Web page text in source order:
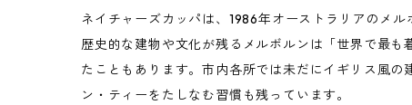
ネイチャーズカッパは、1986年オーストラリアのメル
歴史的な建物や文化が残るメルボルンは「世界で最も
たこともあります。市内各所では未だにイギリス風の
ン・ティーをたしなむ習慣も残っています。